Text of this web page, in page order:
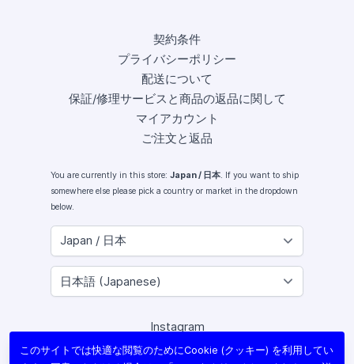
契約条件
プライバシーポリシー
配送について
保証/修理サービスと商品の返品に関して
マイアカウント
ご注文と返品
You are currently in this store: Japan / 日本. If you want to ship
somewhere else please pick a country or market in the dropdown
below.
Instagram
Facebook
このサイトでは快適な閲覧のためにCookie (クッキー) を利用してい